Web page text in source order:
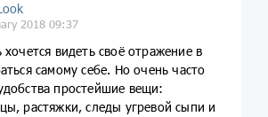
2018 09:37
видеть своё отражение в
самому себе. Но очень часто
простейшие вещи:
растяжки, следы угревой сыпи и